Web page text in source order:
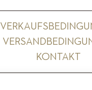
KONTAKT